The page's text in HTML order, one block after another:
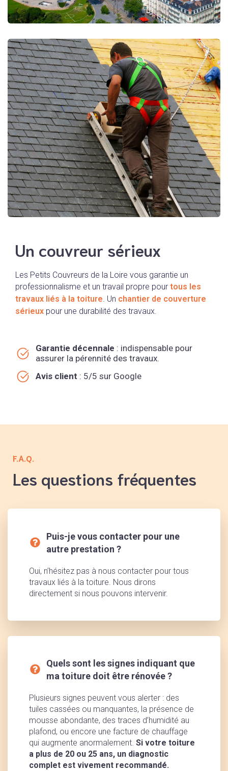
Un couvreur sérieux
Les Petits Couvreurs de la Loire vous garantie un
professionnalisme et un travail propre pour tous les
travaux liés à la toiture. Un chantier de couverture
sérieux pour une durabilité des travaux.
Garantie décennale : indispensable pour
assurer la pérennité des travaux.
Avis client : 5/5 sur Google
F.A.Q.
Les questions fréquentes
Puis-je vous contacter pour une
autre prestation ?
Oui, n’hésitez pas à nous contacter pour tous
travaux liés à la toiture. Nous dirons
directement si nous pouvons intervenir.
Quels sont les signes indiquant que
ma toiture doit être rénovée ?
Plusieurs signes peuvent vous alerter : des
tuiles cassées ou manquantes, la présence de
mousse abondante, des traces d’humidité au
plafond, ou encore une facture de chauffage
qui augmente anormalement. Si votre toiture
a plus de 20 ou 25 ans, un diagnostic
complet est vivement recommandé.